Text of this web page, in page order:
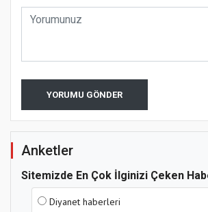
YORUMU GÖNDER
Anketler
Sitemizde En Çok İlginizi Çeken
Diyanet haberleri